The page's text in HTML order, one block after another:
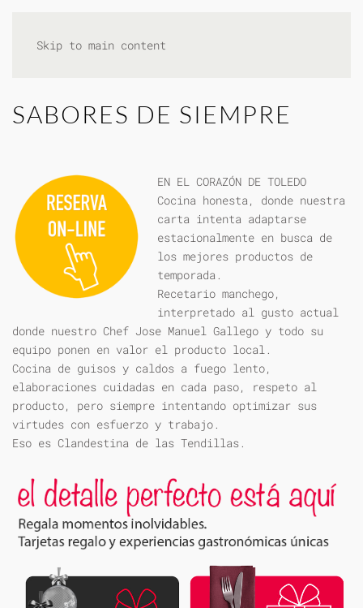
Skip to main content
SABORES DE SIEMPRE
EN EL CORAZÓN DE TOLEDO
Cocina honesta, donde nuestra
carta intenta adaptarse
estacionalmente en busca de
los mejores productos de
temporada.
Recetario manchego,
interpretado al gusto actual
donde nuestro Chef Jose Manuel Gallego y todo su
equipo ponen en valor el producto local.
Cocina de guisos y caldos a fuego lento,
elaboraciones cuidadas en cada paso, respeto al
producto, pero siempre intentando optimizar sus
virtudes con esfuerzo y trabajo.
Eso es Clandestina de las Tendillas.